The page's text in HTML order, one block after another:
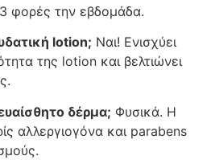
φορές την εβδομάδα.
lotion; Ναι! Ενισχύει
της lotion και βελτιώνει
δέρμα; Φυσικά. Η
αλλεργιογόνα και parabens